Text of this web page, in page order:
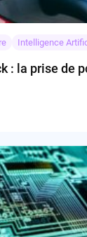
Intelligence
: la prise de